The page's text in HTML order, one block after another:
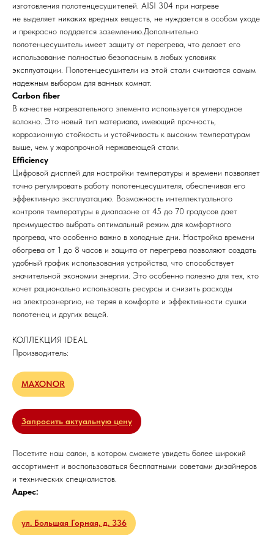
изготовления полотенцесушителей. AISI 304 при нагреве
не выделяет никаких вредных веществ, не нуждается в особом уходе
и прекрасно поддается заземлению.Дополнительно
полотенцесушитель имеет защиту от перегрева, что делает его
использование полностью безопасным в любых условиях
эксплуатации. Полотенцесушители из этой стали считаются самым
надежным выбором для ванных комнат.
Carbon fiber
В качестве нагревательного элемента используется углеродное
волокно. Это новый тип материала, имеющий прочность,
коррозионную стойкость и устойчивость к высоким температурам
выше, чем у жаропрочной нержавеющей стали.
Efficiency
Цифровой дисплей для настройки температуры и времени позволяет
точно регулировать работу полотенцесушителя, обеспечивая его
эффективную эксплуатацию. Возможность интеллектуального
контроля температуры в диапазоне от 45 до 70 градусов дает
преимущество выбрать оптимальный режим для комфортного
прогрева, что особенно важно в холодные дни. Настройка времени
обогрева от 1 до 8 часов и защита от перегрева позволяют создать
удобный график использования устройства, что способствует
значительной экономии энергии. Это особенно полезно для тех, кто
хочет рационально использовать ресурсы и снизить расходы
на электроэнергию, не теряя в комфорте и эффективности сушки
полотенец и других вещей.
КОЛЛЕКЦИЯ IDEAL
Производитель:
MAXONOR
Запросить актуальную цену
Посетите наш салон, в котором сможете увидеть более широкий
ассортимент и воспользоваться бесплатными советами дизайнеров
и технических специалистов.
Адрес:
ул. Большая Горная, д. 336